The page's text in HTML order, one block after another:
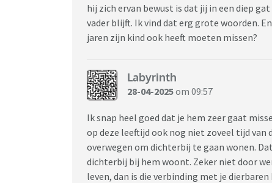
hij zich ervan bewust is dat jij in een diep
vader blijft. Ik vind dat erg grote woorden.
jaren zijn kind ook heeft moeten missen?
Labyrinth
28-04-2025om 09:57
Ik snap heel goed dat je hem zeer gaat
op deze leeftijd ook nog niet zoveel tijd van
overwegen om dichterbij te gaan wonen.
dichterbij bij hem woont. Zeker niet door
leven, dan is die verbinding met je